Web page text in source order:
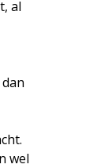
al
wel